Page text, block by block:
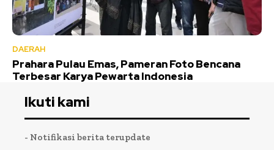
DAERAH
Prahara Pulau Emas, Pameran Foto Bencana
Terbesar Karya Pewarta Indonesia
Ikuti kami
- Notifikasi berita terupdate